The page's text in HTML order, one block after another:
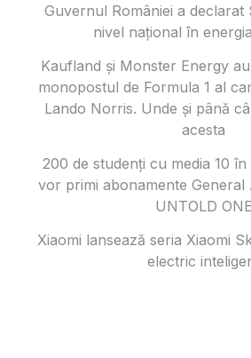
Guvernul României a declarat
nivel național în
Kaufland și Monster Energy
monopostul de Formula 1 al
Lando Norris. Unde și până
acesta
200 de studenți cu media 10
vor primi abonamente General
UNTOLD ONE
Xiaomi lansează seria Xiaomi
electric